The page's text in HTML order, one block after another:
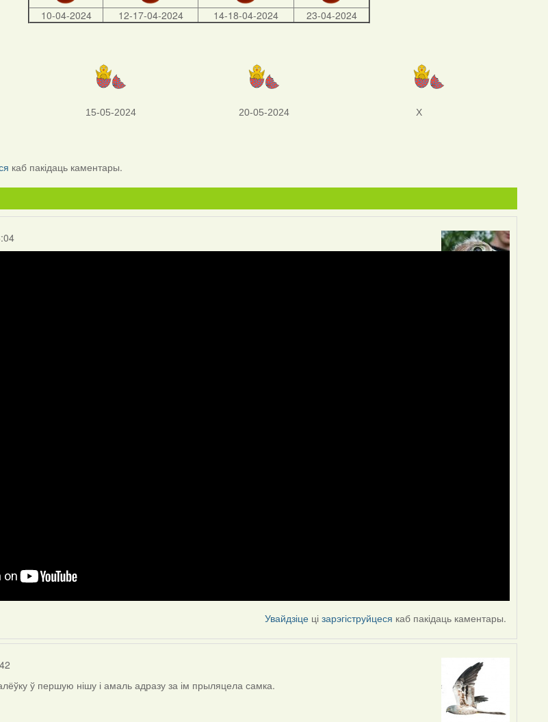
10-04-2024 12-17-04-2024 14-18-04-2024 23-04-2024
15-05-2024 20-05-2024 X
каб пакідаць каментары.
Увайдзіце цізарэгіструйцеся каб пакідаць каментары.
ў першую нішу і амаль адразу за ім прыляцела самка.